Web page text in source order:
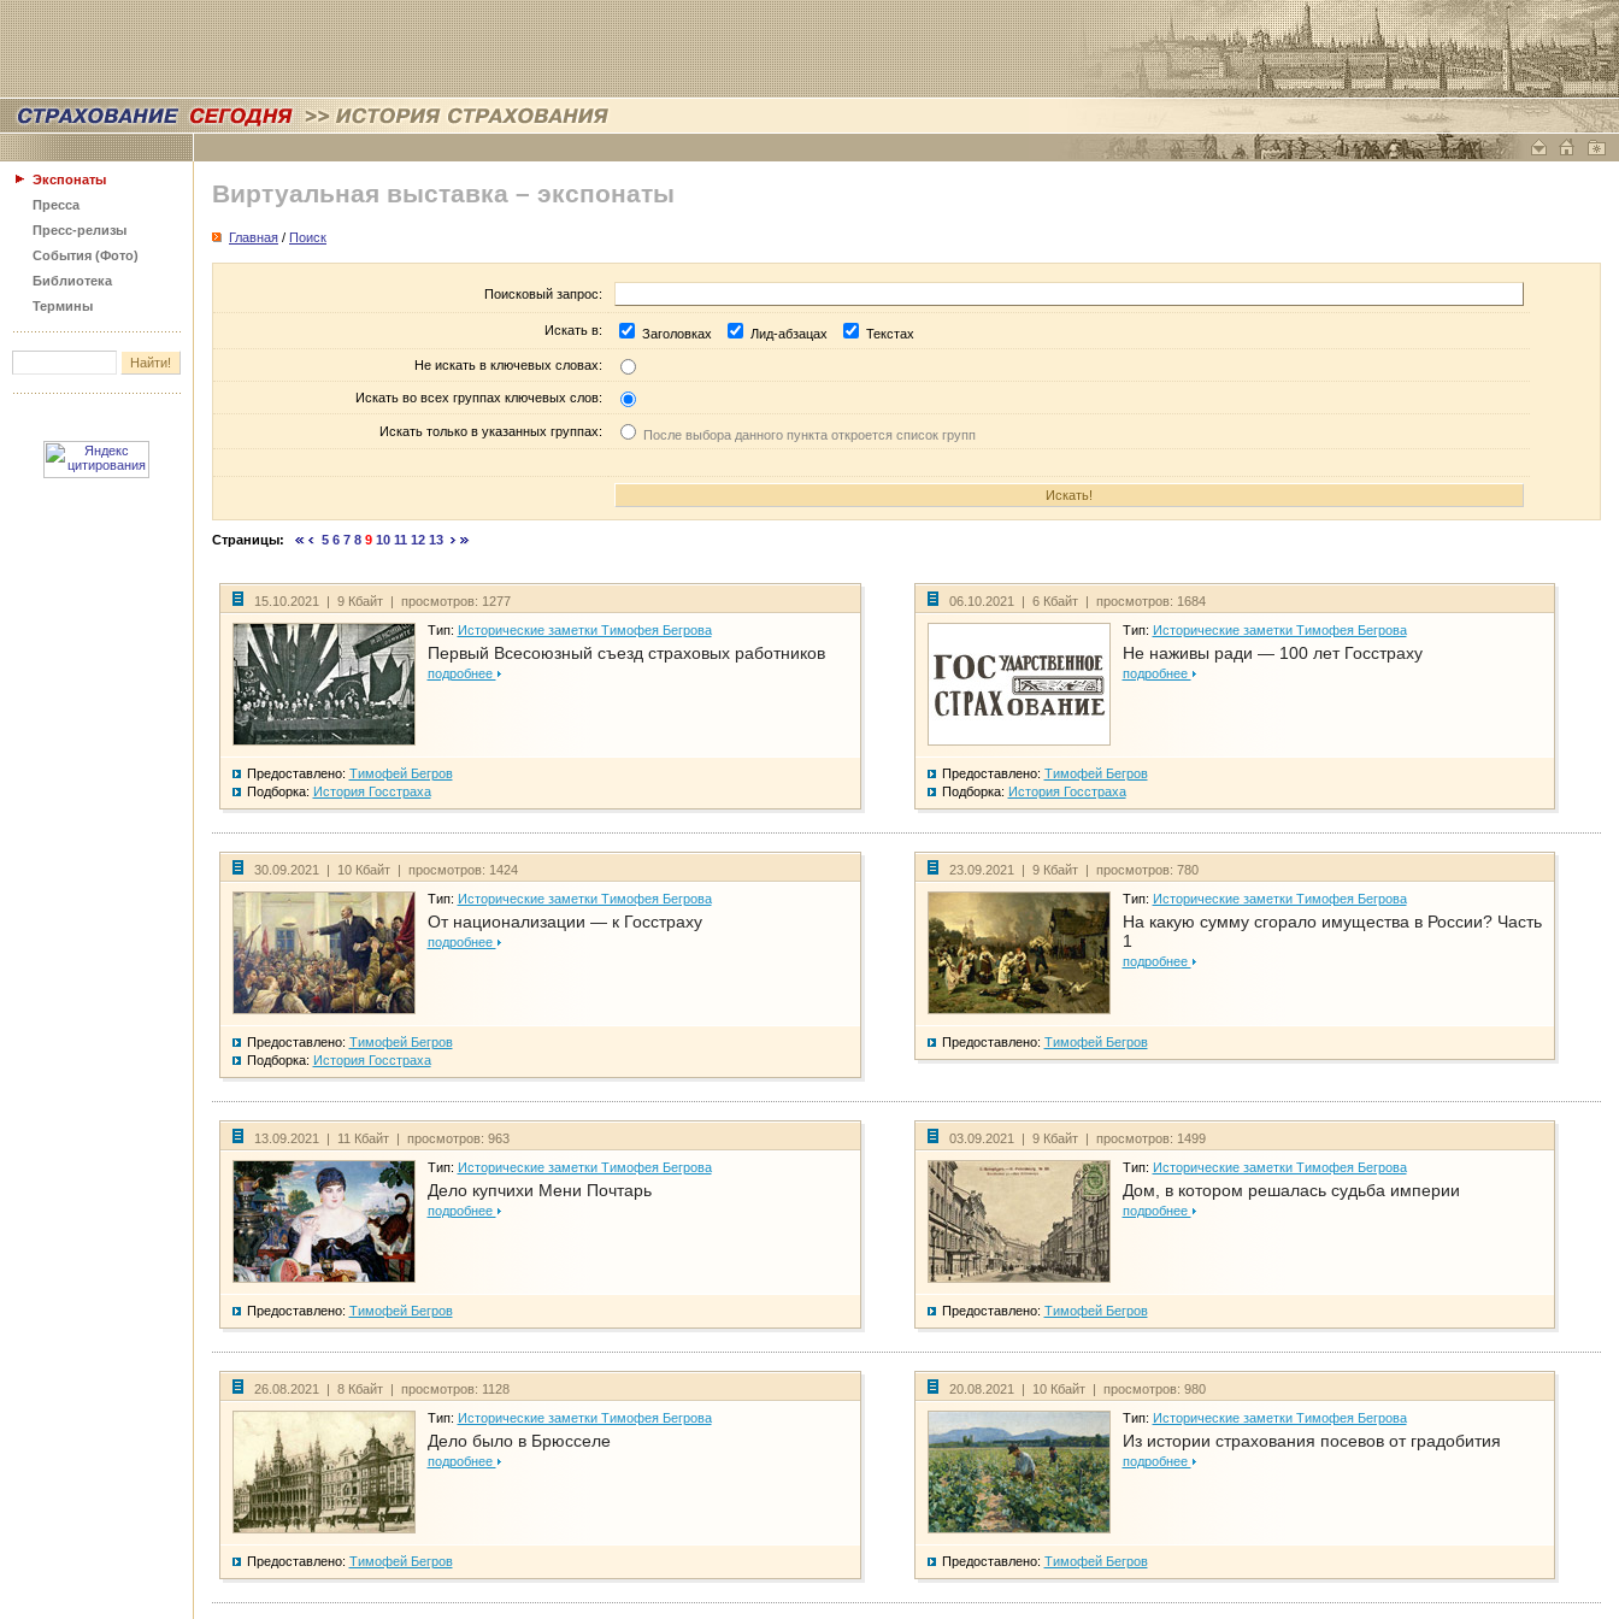
Экспонаты
Пресса
Пресс-релизы
События (Фото)
Библиотека
Термины
Виртуальная выставка – экспонаты
Главная / Поиск
Поисковый запрос:
Искать в: Заголовках Лид-абзацах Текстах
Не искать в ключевых словах:
Искать во всех группах ключевых слов:
Искать только в указанных группах: После выбора данного пункта откроется список групп
Страницы: 5 6 7 8 9 10 11 12 13
15.10.2021 | 9 Кбайт | просмотров: 1277
Тип: Исторические заметки Тимофея Бегрова
Первый Всесоюзный съезд страховых работников
подробнее
Предоставлено: Тимофей Бегров
Подборка: История Госстраха
06.10.2021 | 6 Кбайт | просмотров: 1684
Тип: Исторические заметки Тимофея Бегрова
Не наживы ради — 100 лет Госстраху
подробнее
Предоставлено: Тимофей Бегров
Подборка: История Госстраха
30.09.2021 | 10 Кбайт | просмотров: 1424
Тип: Исторические заметки Тимофея Бегрова
От национализации — к Госстраху
подробнее
Предоставлено: Тимофей Бегров
Подборка: История Госстраха
23.09.2021 | 9 Кбайт | просмотров: 780
Тип: Исторические заметки Тимофея Бегрова
На какую сумму сгорало имущества в России? Часть
1
подробнее
Предоставлено: Тимофей Бегров
13.09.2021 | 11 Кбайт | просмотров: 963
Тип: Исторические заметки Тимофея Бегрова
Дело купчихи Мени Почтарь
подробнее
Предоставлено: Тимофей Бегров
03.09.2021 | 9 Кбайт | просмотров: 1499
Тип: Исторические заметки Тимофея Бегрова
Дом, в котором решалась судьба империи
подробнее
Предоставлено: Тимофей Бегров
26.08.2021 | 8 Кбайт | просмотров: 1128
Тип: Исторические заметки Тимофея Бегрова
Дело было в Брюсселе
подробнее
Предоставлено: Тимофей Бегров
20.08.2021 | 10 Кбайт | просмотров: 980
Тип: Исторические заметки Тимофея Бегрова
Из истории страхования посевов от градобития
подробнее
Предоставлено: Тимофей Бегров